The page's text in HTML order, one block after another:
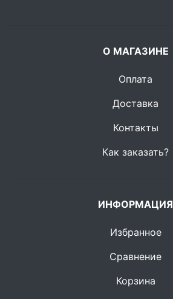
О МАГАЗИНЕ
Оплата
Доставка
Контакты
Как заказать?
ИНФОРМАЦИЯ
Избранное
Сравнение
Корзина